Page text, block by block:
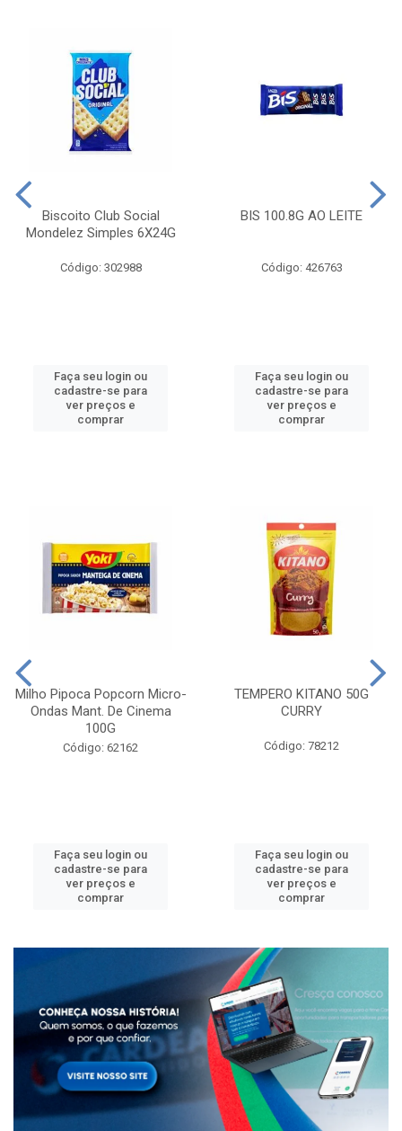
Biscoito Club Social
Mondelez Simples 6X24G
Código: 302988
Faça seu login ou
cadastre-se para
ver preços e
comprar
BIS 100.8G AO LEITE
Código: 426763
Faça seu login ou
cadastre-se para
ver preços e
comprar
Milho Pipoca Popcorn Micro-
Ondas Mant. De Cinema
100G
Código: 62162
Faça seu login ou
cadastre-se para
ver preços e
comprar
TEMPERO KITANO 50G
CURRY
Código: 78212
Faça seu login ou
cadastre-se para
ver preços e
comprar